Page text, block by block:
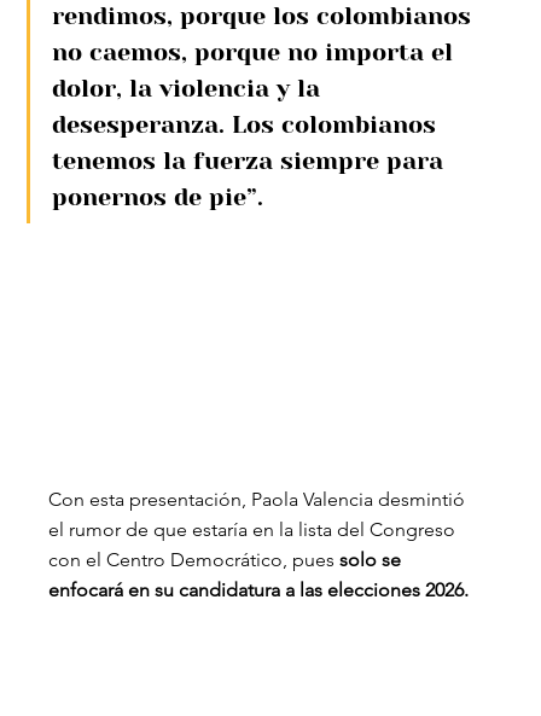
rendimos, porque los colombianos
no caemos, porque no importa el
dolor, la violencia y la
desesperanza. Los colombianos
tenemos la fuerza siempre para
ponernos de pie”.
Con esta presentación, Paola Valencia desmintió
el rumor de que estaría en la lista del Congreso
con el Centro Democrático, pues solo se
enfocará en su candidatura a las elecciones 2026.